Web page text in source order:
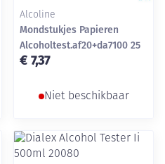
Alcoline
Mondstukjes Papieren
Alcoholtest.af20+da7100 25
€ 7,37
Niet beschikbaar